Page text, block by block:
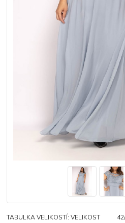
TABULKA VELIKOSTÍ: VELIKOST 42/